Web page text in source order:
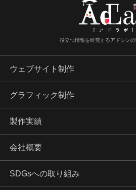
役立つ情報を研究するアドシン
ウェブサイト制作
グラフィック制作
製作実績
会社概要
SDGsへの取り組み